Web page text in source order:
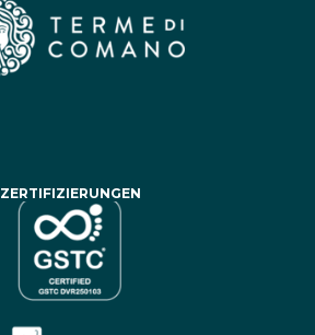
ZERTIFIZIERUNGEN